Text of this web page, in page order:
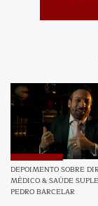
DEPOIMENTO SOBRE
MÉDICO & SAÚDE
PEDRO BARCELAR